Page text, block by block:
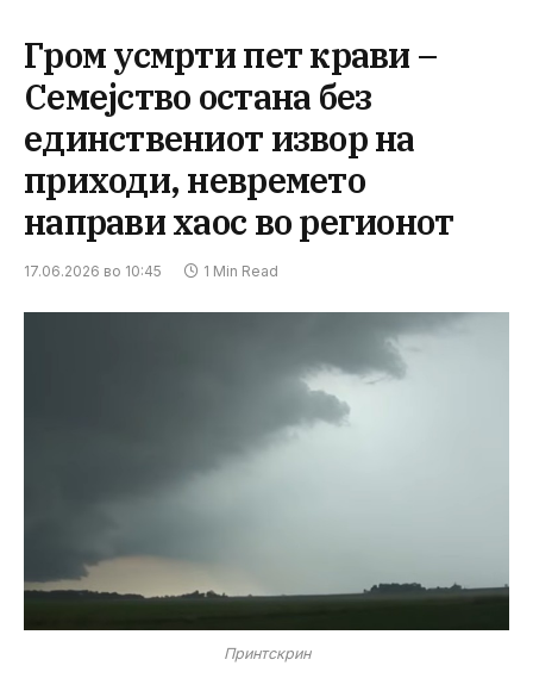
Гром усмрти пет крави –
Семејство остана без
единствениот извор на
приходи, невремето
направи хаос во регионот
17.06.2026 во 10:45 1 Min Read
Принтскрин